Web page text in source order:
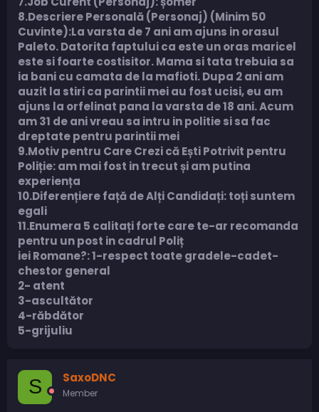
8.Descriere Personală (Personaj) (Minim 50
Cuvinte):La varsta de 7 ani am ajuns in orasul
Paleto. Datorita faptului ca este un oras maricel
este si foarte costisitor. Mama si tata trebuia sa
ia bani cu camata de la mafioti. Dupa 2 ani am
auzit la stiri ca parintii mei au fost ucisi, eu am
ajuns la orfelinat pana la varsta de 18 ani. Acum
am 31 de ani vreau sa intru in politie si sa fac
dreptate pentru parintii mei
9.Motiv pentru Care Crezi că Ești Potrivit pentru
Poliție: am mai fost in trecut și am putina
experiența
10.Diferențiere față de Alți Candidați: toți suntem
egali
11.Enumera 5 calitați forte care te-ar recomanda
pentru un post in cadrul Poliț
iei Romane?: 1-respect toate gradele-cadet-
chestor general
2- atent
3-ascultător
4-răbdător
5-grijuliu
S SaxoDNC
Member